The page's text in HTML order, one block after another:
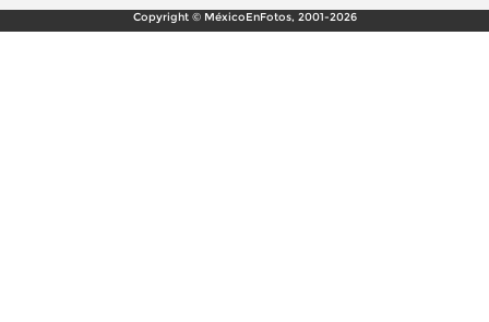
Copyright © MéxicoEnFotos, 2001-2026